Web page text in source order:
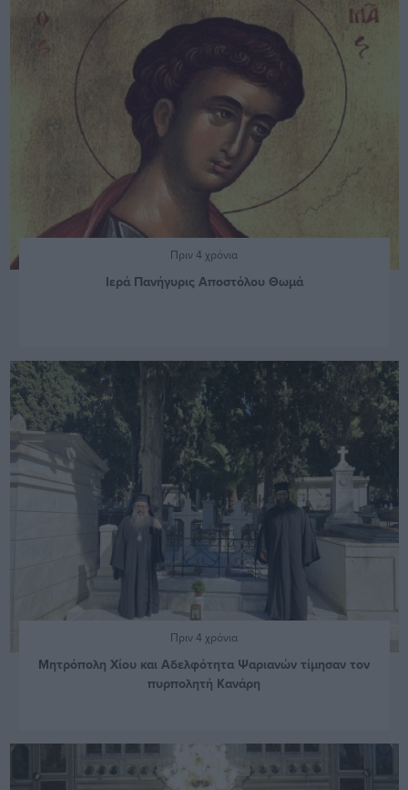
Πριν 4 χρόνια
Ιερά Πανήγυρις Αποστόλου Θωμά
Πριν 4 χρόνια
Μητρόπολη Χίου και Αδελφότητα Ψαριανών τίμησαν τον
πυρπολητή Κανάρη